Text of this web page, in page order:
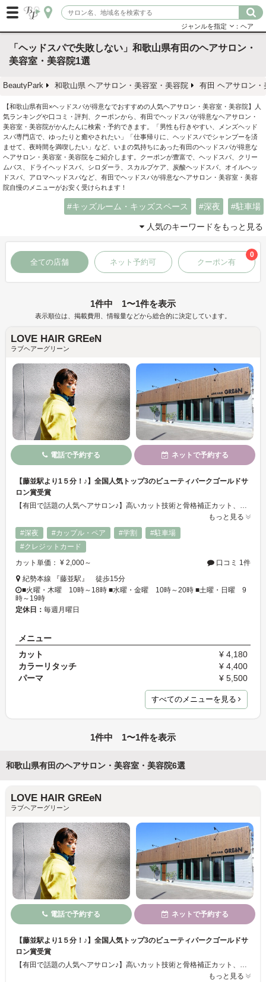
ジャンルを指定 ：ヘア
「ヘッドスパで失敗しない」和歌山県有田のヘアサロン・
美容室・美容院1選
BeautyPark 和歌山県 ヘアサロン・美容室・美容院 有田 ヘアサロン・
【和歌山県有田×ヘッドスパが得意なでおすすめの人気ヘアサロン・美容室・美容院】人
気ランキングや口コミ・評判、クーポンから、有田でヘッドスパが得意なヘアサロン・
美容室・美容院がかんたんに検索・予約できます。「男性も行きやすい、メンズヘッド
スパ専門店で、ゆったりと癒やされたい」「仕事帰りに、ヘッドスパでシャンプーを済
ませて、夜時間を満喫したい」など、いまの気持ちにあった有田のヘッドスパが得意な
ヘアサロン・美容室・美容院をご紹介します。クーポンが豊富で、ヘッドスパ、クリー
ムバス、ドライヘッドスパ、シロダーラ、スカルプケア、炭酸ヘッドスパ、オイルヘッ
ドスパ、アロマヘッドスパなど、有田でヘッドスパが得意なヘアサロン・美容室・美容
院自慢のメニューがお安く受けられます！
キッズルーム・キッズスペース 深夜 駐車場
人気のキーワードをもっと見る
全ての店舗 ネット予約可 クーポン有
0
1件中 1〜1件を表示
表示順位は、掲載費用、情報量などから総合的に決定しています。
LOVE HAIR GREeN
ラブヘアーグリーン
電話で予約する ネットで予約する
【藤並駅より1５分！♪】全国人気トップ3のビューティパークゴールドサ
ロン賞受賞
【有田で話題の人気ヘアサロン♪】高いカット技術と骨格補正カット、さらに今大注目の髪質改善トリートメントで、くせ毛や多毛の方でもまとまりのあるうるつや髪へ大変身★☆最先端の薬剤と知識を取り入れ、デジタルパーマなども髪を傷めないようにしているのが大人気‼髪のダメージを大幅に減らすことで、いつまでも美しい髪を保てます。ヘアケアにもこだわってますので家でのお手入れもバッチリできます
もっと見る
#深夜
#カップル・ペア #学割
#駐車場
#クレジットカード
カット単価： ¥ 2,000～
口コミ 1件
紀勢本線 『藤並駅』 徒歩15分
■火曜・木曜 10時～18時 ■水曜・金曜 10時～20時 ■土曜・日曜 9
時～19時
定休日： 毎週月曜日
メニュー
カット
¥ 4,180
カラーリタッチ
¥ 4,400
パーマ
¥ 5,500
すべてのメニューを見る
1件中 1〜1件を表示
和歌山県有田のヘアサロン・美容室・美容院6選
LOVE HAIR GREeN
ラブヘアーグリーン
電話で予約する ネットで予約する
【藤並駅より1５分！♪】全国人気トップ3のビューティパークゴールドサ
ロン賞受賞
【有田で話題の人気ヘアサロン♪】高いカット技術と骨格補正カット、さらに今大注目の髪質改善トリートメントで、くせ毛や多毛の方でもまとまりのあるうるつや髪へ大変身★☆最先端の薬剤と知識を取り入れ、デジタルパーマなども髪を傷めないようにしているのが大人気‼髪のダメージを大幅に減らすことで、いつまでも美しい髪を保てます。ヘアケアにもこだわってますので家でのお手入れもバッチリできます
もっと見る